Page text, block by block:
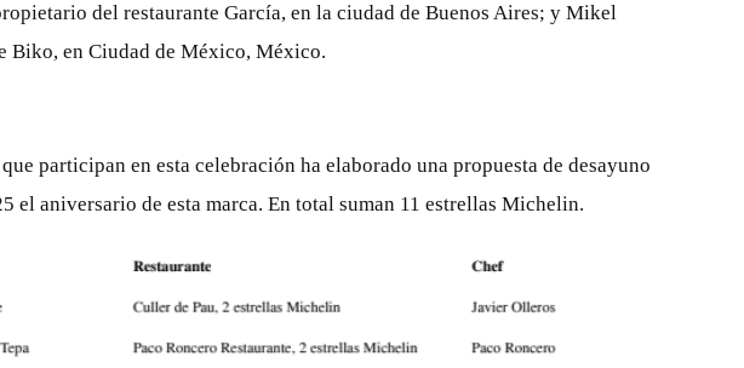
del restaurante García, en la ciudad de Buenos Aires; y Mikel
Biko, en Ciudad de México, México.
participan en esta celebración ha elaborado una propuesta de desayuno
el aniversario de esta marca. En total suman 11 estrellas Michelin.